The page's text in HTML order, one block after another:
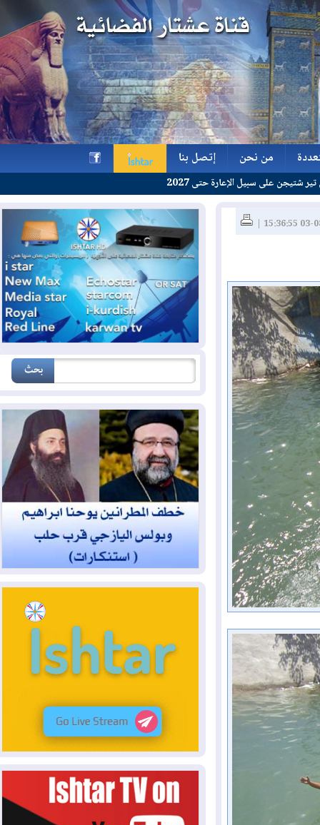
من نحن
من نحن
إتصل بنا
إتصل بنا
حتى 2027
h